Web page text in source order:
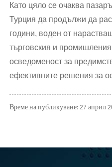
Като цяло се очаква
Турция да продължи да
години, воден от
търговския и
осведоменост за
ефективните решения за
Време на публикуване: 27 април